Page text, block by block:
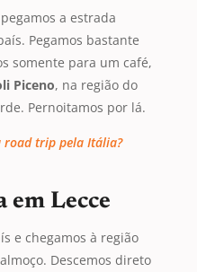
a estrada
Pegamos bastante
somente para um café,
Piceno, na região do
Pernoitamos por lá.
road trip pela Itália?
em Lecce
e chegamos à região
Descemos direto